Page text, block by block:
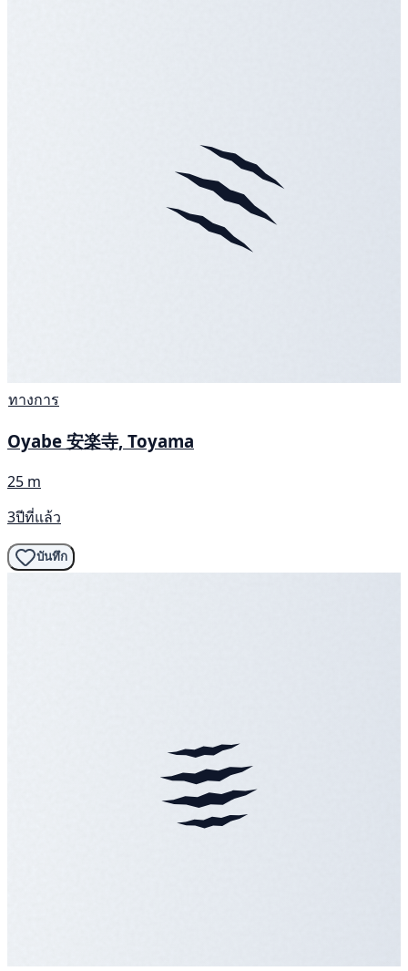
ทางการ
Oyabe 安楽寺, Toyama
25 m
3ปีที่แล้ว
บันทึก